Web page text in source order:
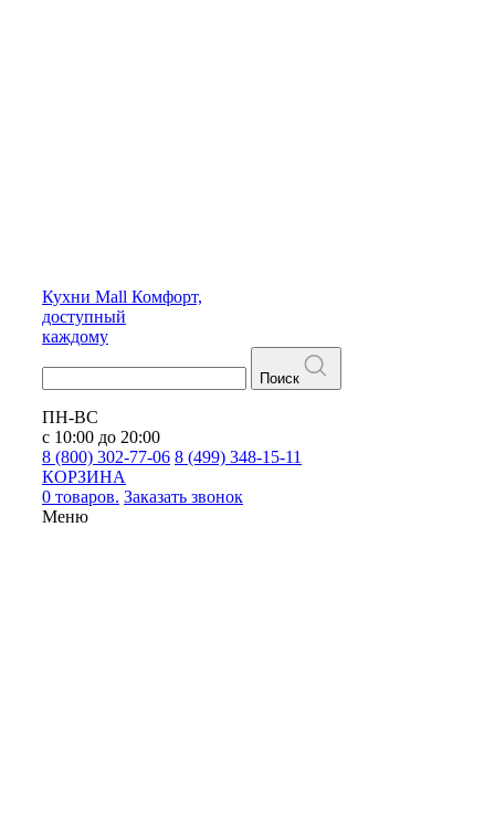
Кухни Mall Комфорт,
доступный
каждому
Поиск
ПН-ВС
с 10:00 до 20:00
8 (800) 302-77-06 8 (499) 348-15-11
КОРЗИНА
0 товаров. Заказать звонок
Меню